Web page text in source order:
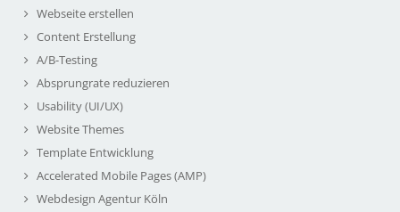
Webseite erstellen
Content Erstellung
A/B-Testing
Absprungrate reduzieren
Usability (UI/UX)
Website Themes
Template Entwicklung
Accelerated Mobile Pages (AMP)
Webdesign Agentur Köln